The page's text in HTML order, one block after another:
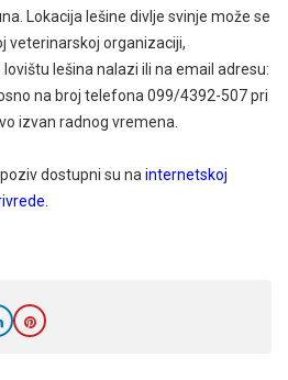
Lokacija lešine divlje svinje može se
veterinarskoj organizaciji,
lešina nalazi ili na email adresu:
na broj telefona 099/4392-507 pri
izvan radnog vremena.
dostupni su na internetskoj